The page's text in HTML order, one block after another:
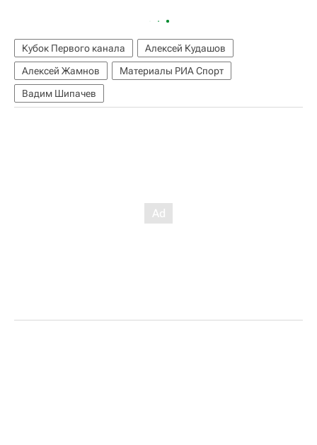
Кубок Первого канала
Алексей Кудашов
Алексей Жамнов
Материалы РИА Спорт
Вадим Шипачев